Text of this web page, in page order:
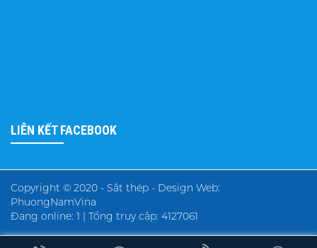
LIÊN KẾT FACEBOOK
Copyright © 2020 - Sắt thép - Design Web:
PhuongNamVina
Đang online: 1 | Tổng truy cập: 4127061